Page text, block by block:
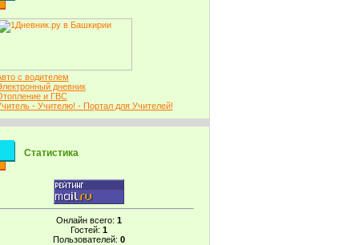
с водителем
дневник
и ГВС
- Учителю! - Портал для Учителей!
Статистика
Онлайн всего: 1
Гостей: 1
Пользователей: 0